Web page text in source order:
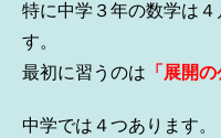
特に中学３年の数学は
す。
最初に習うのは 「展開の
中学では４つあります。